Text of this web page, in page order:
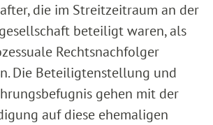
die im Streitzeitraum an der
beteiligt waren, als
Rechtsnachfolger
Die Beteiligtenstellung und
gehen mit der
auf diese ehemaligen